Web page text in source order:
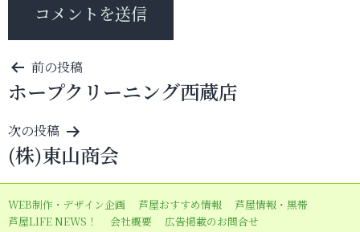
投
稿
ナ
ビ
ゲ
ー
シ
前の投稿
ホープクリーニング西蔵店
次の投稿
(株)東山商会
WEB制作・デザイン企画 芦屋おすすめ情報
芦屋情報・黒帯
芦屋LIFE NEWS！
会社概要 広告掲載のお問合せ